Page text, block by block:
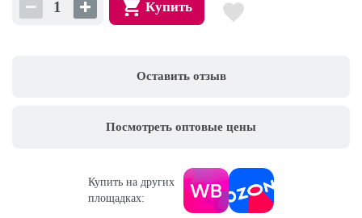
Оставить отзыв
Посмотреть оптовые цены
Купить на других
площадках:
Купить